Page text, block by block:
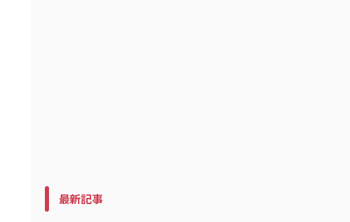
最新記事